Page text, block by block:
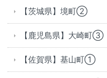
【茨城県】境町②
【鹿児島県】大崎町③
【佐賀県】基山町①